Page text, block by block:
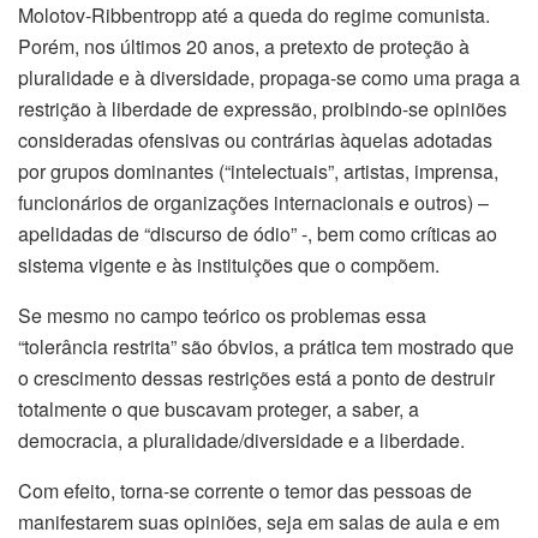
Molotov-Ribbentropp até a queda do regime comunista.
Porém, nos últimos 20 anos, a pretexto de proteção à
pluralidade e à diversidade, propaga-se como uma praga a
restrição à liberdade de expressão, proibindo-se opiniões
consideradas ofensivas ou contrárias àquelas adotadas
por grupos dominantes (“intelectuais”, artistas, imprensa,
funcionários de organizações internacionais e outros) –
apelidadas de “discurso de ódio” -, bem como críticas ao
sistema vigente e às instituições que o compõem.
Se mesmo no campo teórico os problemas essa
“tolerância restrita” são óbvios, a prática tem mostrado que
o crescimento dessas restrições está a ponto de destruir
totalmente o que buscavam proteger, a saber, a
democracia, a pluralidade/diversidade e a liberdade.
Com efeito, torna-se corrente o temor das pessoas de
manifestarem suas opiniões, seja em salas de aula e em